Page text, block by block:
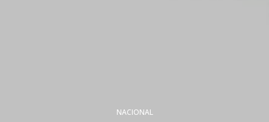
NACIONAL